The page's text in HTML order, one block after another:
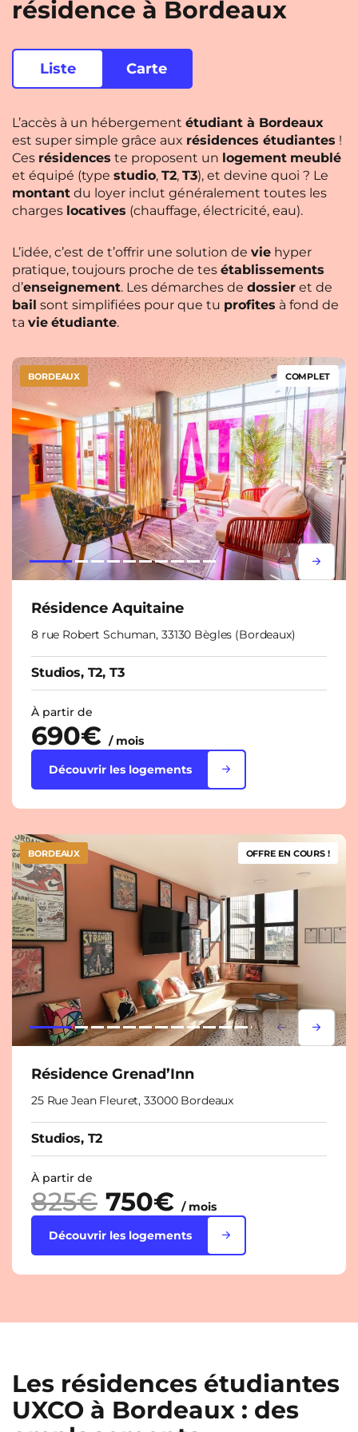
Rennes Rouen
Saint-Ouen NEW!
Valenciennes Vichy
Villejuif Villeneuve-d'Ascq
résidence à Bordeaux
Liste Carte
L’accès à un hébergement étudiant à Bordeaux
est super simple grâce aux résidences étudiantes !
Ces résidences te proposent un logement meublé
et équipé (type studio, T2, T3), et devine quoi ? Le
montant du loyer inclut généralement toutes les
charges locatives (chauffage, électricité, eau).
L’idée, c’est de t’offrir une solution de vie hyper
pratique, toujours proche de tes établissements
d’enseignement. Les démarches de dossier et de
bail sont simplifiées pour que tu profites à fond de
ta vie étudiante.
Lorem ipsum
Lorem
BORDEAUX COMPLET
Résidence Aquitaine
8 rue Robert Schuman, 33130 Bègles (Bordeaux)
Studios, T2, T3
À partir de
690€ / mois
Découvrir les logements
Lorem ipsum
Lorem
BORDEAUX OFFRE EN COURS !
Résidence Grenad’Inn
25 Rue Jean Fleuret, 33000 Bordeaux
Studios, T2
À partir de
825€ 750€ / mois
Découvrir les logements
Les résidences étudiantes
UXCO à Bordeaux : des